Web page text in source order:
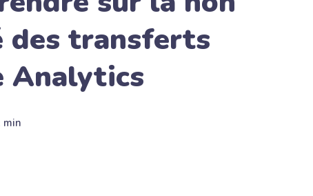
des transferts
Analytics
min